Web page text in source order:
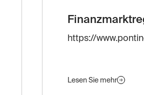
https://
Lesen Sie mehr